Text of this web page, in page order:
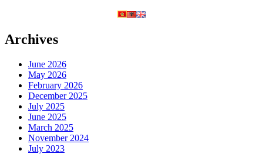
Archives
June 2026
May 2026
February 2026
December 2025
July 2025
June 2025
March 2025
November 2024
July 2023